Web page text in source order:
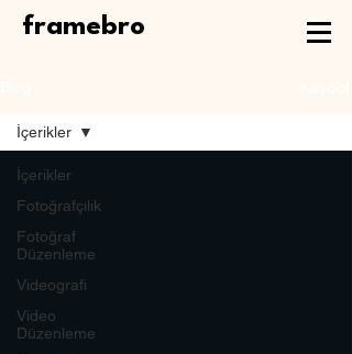
framebro
İçerikler
Fotoğrafçılık
Fotoğraf
Düzenleme
Videografi
Video
Düzenleme
İçerikler